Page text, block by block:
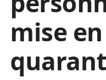
mise en